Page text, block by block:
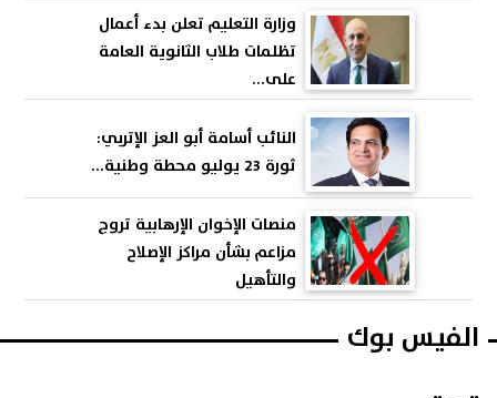
وزارة التعليم تعلن بدء أعمال
تظلمات طلاب الثانوية العامة
على...
النائب أسامة أبو العز الإتربي:
ثورة 23 يوليو محطة وطنية...
منصات الإخوان الإرهابية تروج
مزاعم بشأن مراكز الإصلاح
والتأهيل
الفيس بوك